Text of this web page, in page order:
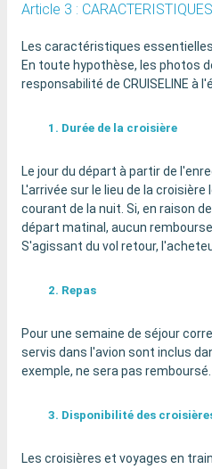
Article 3 :
Les caractéristiques
En toute hypothèse, les photos
responsabilité de CRUISELINE à
1. Durée de la croisière
Le jour du départ à partir de
L'arrivée sur le lieu de la
courant de la nuit. Si, en raison
départ matinal, aucun
S'agissant du vol retour,
2. Repas
Pour une semaine de séjour
servis dans l'avion sont inclus
exemple, ne sera pas remboursé.
3. Disponibilité des
Les croisières et voyages en